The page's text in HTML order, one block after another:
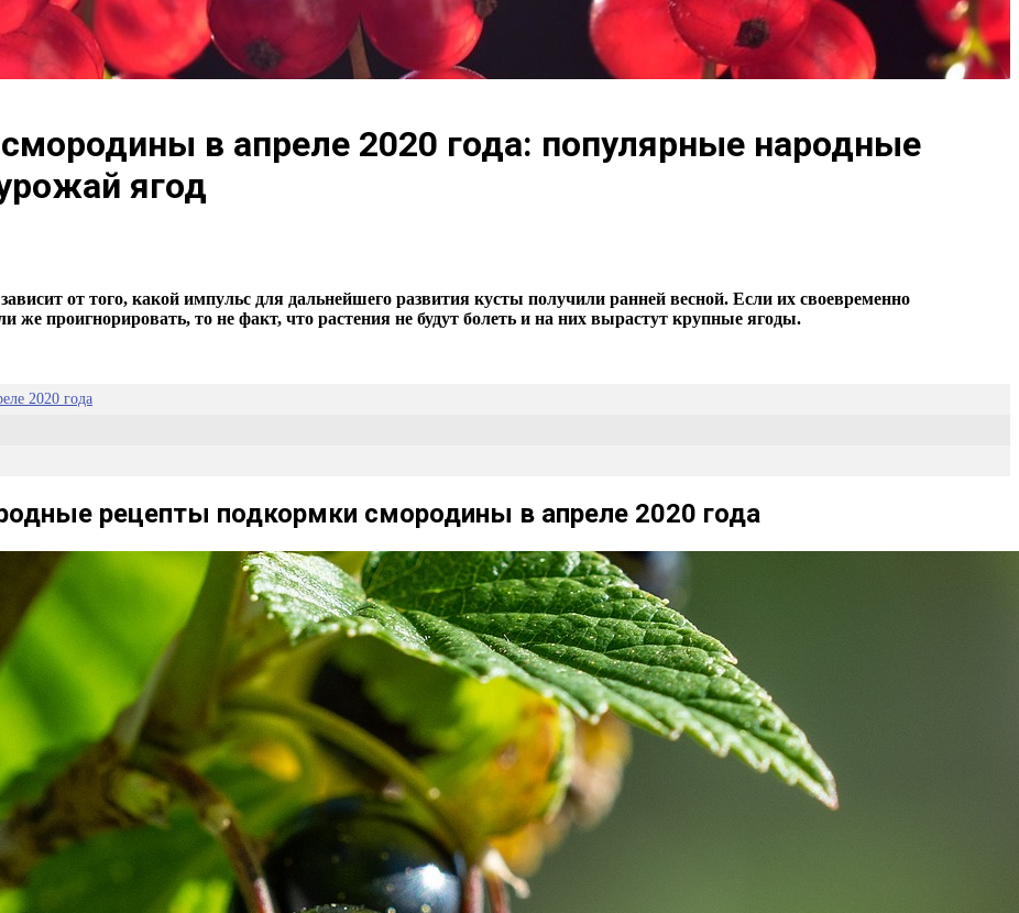
в апреле 2020 года: популярные народные
ягод
от того, какой импульс для дальнейшего развития кусты получили ранней весной. Если их своевременно
же проигнорировать, то не факт, что растения не будут болеть и на них вырастут крупные ягоды.
2020 года
рецепты подкормки смородины в апреле 2020 года